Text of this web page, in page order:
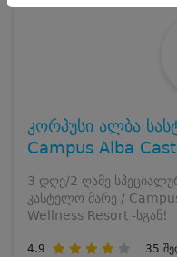
კორპუსი ალბა
Campus Alba
3 დღე/2 ღამე
კასტელო მარე /
Wellness Resort -სგან!
4.9 35